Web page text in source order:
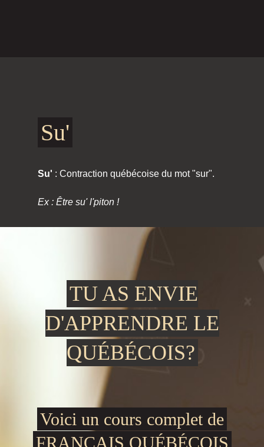
Su'
Su' : Contraction québécoise du mot "sur".
Ex : Être su' l'piton !
TU AS ENVIE
D'APPRENDRE LE
QUÉBÉCOIS?
Voici un cours complet de
FRANÇAIS QUÉBÉCOIS